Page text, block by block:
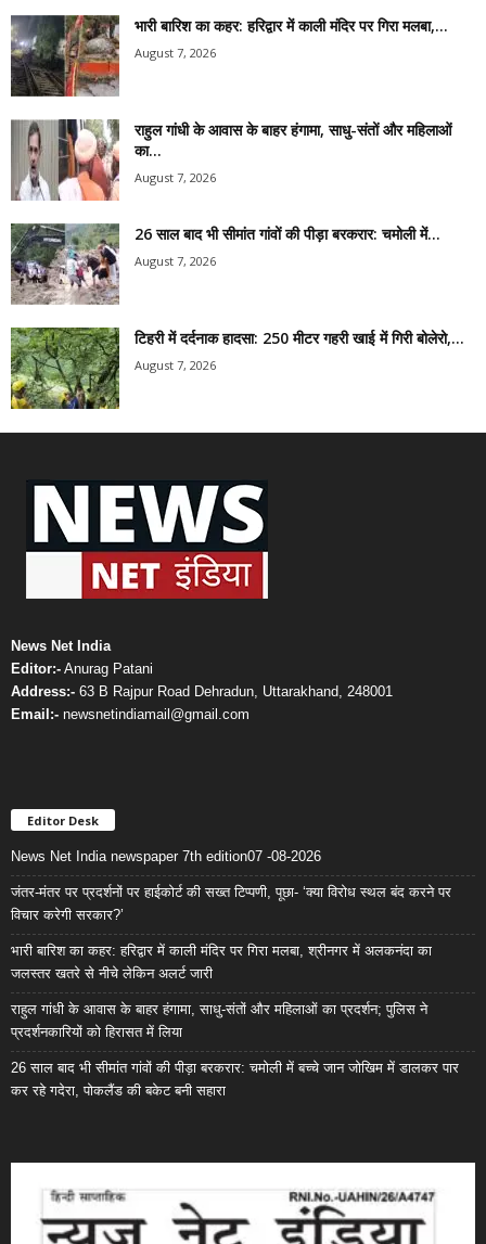
भारी बारिश का कहर: हरिद्वार में काली मंदिर पर गिरा मलबा,...
August 7, 2026
राहुल गांधी के आवास के बाहर हंगामा, साधु-संतों और महिलाओं
का...
August 7, 2026
26 साल बाद भी सीमांत गांवों की पीड़ा बरकरार: चमोली में...
August 7, 2026
टिहरी में दर्दनाक हादसा: 250 मीटर गहरी खाई में गिरी बोलेरो,...
August 7, 2026
News Net India
Editor:- Anurag Patani
Address:- 63 B Rajpur Road Dehradun, Uttarakhand, 248001
Email:- newsnetindiamail@gmail.com
Editor Desk
News Net India newspaper 7th edition07 -08-2026
जंतर-मंतर पर प्रदर्शनों पर हाईकोर्ट की सख्त टिप्पणी, पूछा- ‘क्या विरोध स्थल बंद करने पर
विचार करेगी सरकार?’
भारी बारिश का कहर: हरिद्वार में काली मंदिर पर गिरा मलबा, श्रीनगर में अलकनंदा का
जलस्तर खतरे से नीचे लेकिन अलर्ट जारी
राहुल गांधी के आवास के बाहर हंगामा, साधु-संतों और महिलाओं का प्रदर्शन; पुलिस ने
प्रदर्शनकारियों को हिरासत में लिया
26 साल बाद भी सीमांत गांवों की पीड़ा बरकरार: चमोली में बच्चे जान जोखिम में डालकर पार
कर रहे गदेरा, पोकलैंड की बकेट बनी सहारा